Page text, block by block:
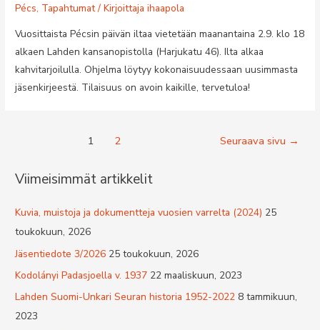
Pécs, Tapahtumat/ Kirjoittajaihaapola
Vuosittaista Pécsin päivän iltaa vietetään maanantaina 2.9. klo 18
alkaen Lahden kansanopistolla (Harjukatu 46). Ilta alkaa
kahvitarjoilulla. Ohjelma löytyy kokonaisuudessaan uusimmasta
jäsenkirjeestä. Tilaisuus on avoin kaikille, tervetuloa!
1 2 Seuraava sivu →
Viimeisimmät artikkelit
Kuvia, muistoja ja dokumentteja vuosien varrelta (2024) 25
toukokuun, 2026
Jäsentiedote 3/2026 25 toukokuun, 2026
Kodolányi Padasjoella v. 1937 22 maaliskuun, 2023
Lahden Suomi-Unkari Seuran historia 1952-2022 8 tammikuun,
2023